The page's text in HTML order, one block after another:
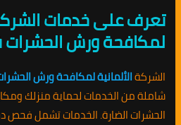
تعرف على خدمات
لمكافحة ورش
الشركةالألمانية لمكافحة ورش
شاملة من الخدمات لحماية منزلك
الحشرات الضارة. الخدمات تشمل فحص